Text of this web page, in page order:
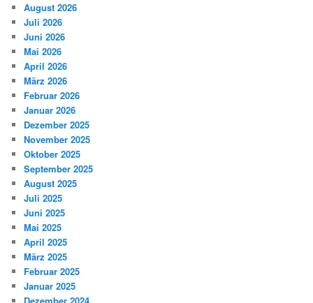
August 2026
Juli 2026
Juni 2026
Mai 2026
April 2026
März 2026
Februar 2026
Januar 2026
Dezember 2025
November 2025
Oktober 2025
September 2025
August 2025
Juli 2025
Juni 2025
Mai 2025
April 2025
März 2025
Februar 2025
Januar 2025